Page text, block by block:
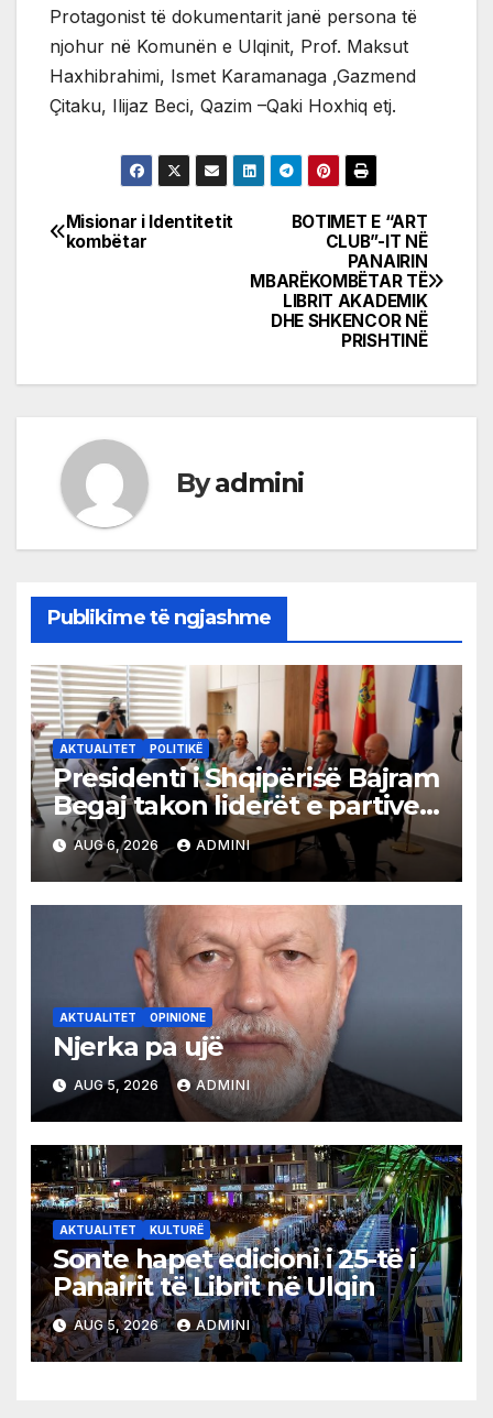
Protagonist të dokumentarit janë persona të
njohur në Komunën e Ulqinit, Prof. Maksut
Haxhibrahimi, Ismet Karamanaga ,Gazmend
Çitaku, Ilijaz Beci, Qazim –Qaki Hoxhiq etj.
Post
BOTIMET E “ART
CLUB”-IT NË
PANAIRIN
MBARËKOMBËTAR TË
LIBRIT AKADEMIK
DHE SHKENCOR NË
PRISHTINË
Misionar i Identitetit
kombëtar
Byadmini
Publikime të ngjashme
AKTUALITET POLITIKË
Presidenti i Shqipërisë Bajram
Begaj takon liderët e partive
shqiptare në Ulqin
AUG 6, 2026 ADMINI
AKTUALITET OPINIONE
Njerka pa ujë
AUG 5, 2026 ADMINI
AKTUALITET KULTURË
Sonte hapet edicioni i 25-të i
Panairit të Librit në Ulqin
AUG 5, 2026 ADMINI